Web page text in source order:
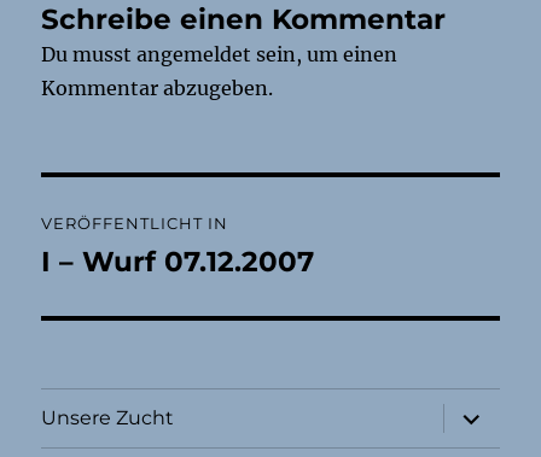
Schreibe einen Kommentar
Du musstangemeldet sein, um einen
Kommentar abzugeben.
VERÖFFENTLICHT IN
I – Wurf 07.12.2007
Unsere Zucht
öffnen